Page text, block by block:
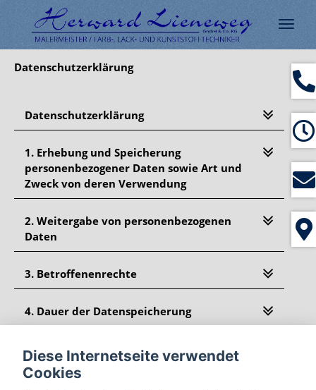
Datenschutzerklärung
Datenschutzerklärung
1. Erhebung und Speicherung
personenbezogener Daten sowie Art und
Zweck von deren Verwendung
2. Weitergabe von personenbezogenen
Daten
3. Betroffenenrechte
4. Dauer der Datenspeicherung
5. Cookies
Diese Internetseite verwendet
Cookies